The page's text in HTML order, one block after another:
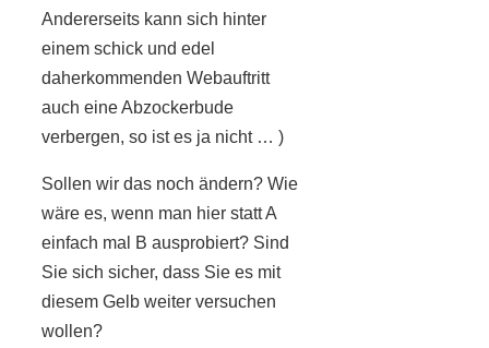
Andererseits kann sich hinter
einem schick und edel
daherkommenden Webauftritt
auch eine Abzockerbude
verbergen, so ist es ja nicht … )
Sollen wir das noch ändern? Wie
wäre es, wenn man hier statt A
einfach mal B ausprobiert? Sind
Sie sich sicher, dass Sie es mit
diesem Gelb weiter versuchen
wollen?